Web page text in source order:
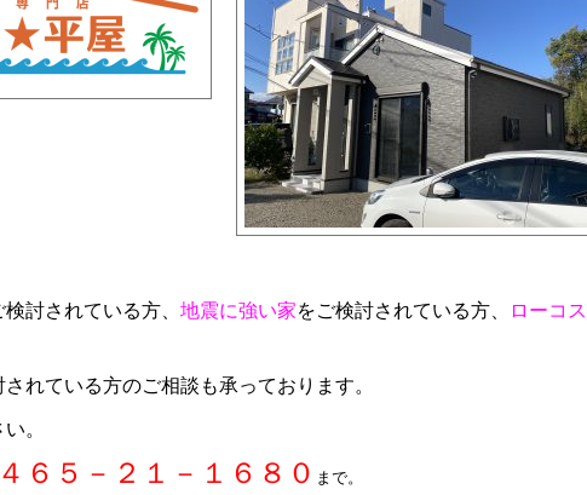
検討されている方、 地震に強い家をご検討されている方、 ローコ
されている方のご相談も承っております。
。
６５－２１－１６８０ まで。